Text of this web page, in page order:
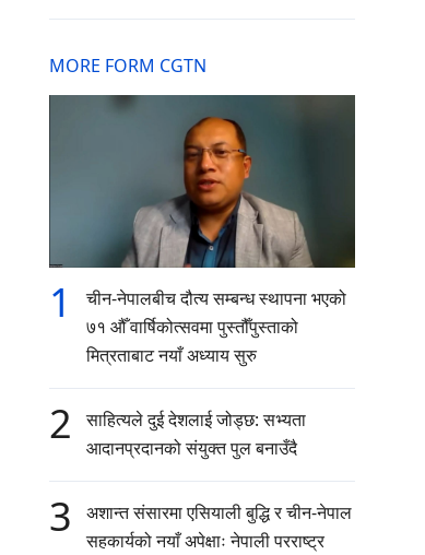
MORE FORM CGTN
1
चीन-नेपालबीच दौत्य सम्बन्ध स्थापना भएको
७१ औँ वार्षिकोत्सवमा पुस्तौँपुस्ताको
मित्रताबाट नयाँ अध्याय सुरु
2
साहित्यले दुई देशलाई जोड्छ: सभ्यता
आदानप्रदानको संयुक्त पुल बनाउँदै
3
अशान्त संसारमा एसियाली बुद्धि र चीन-नेपाल
सहकार्यको नयाँ अपेक्षाः नेपाली परराष्ट्र